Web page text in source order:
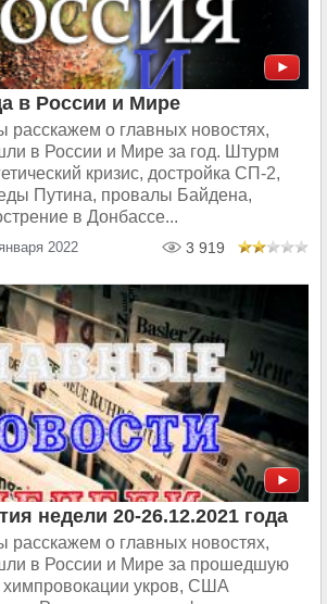
в России и Мире
расскажем о главных новостях,
в России и Мире за год. Штурм
кризис, достройка СП-2,
Путина, провалы Байдена,
в Донбассе...
2022 3 919
недели 20-26.12.2021 года
расскажем о главных новостях,
в России и Мире за прошедшую
укров, США